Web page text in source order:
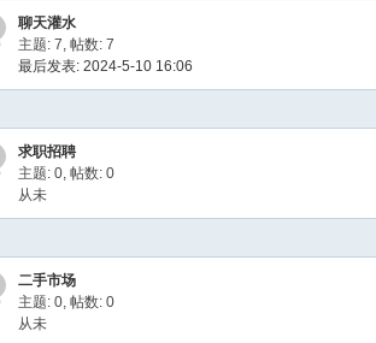
聊天灌水
主题: 7,帖数: 7
最后发表: 2024-5-10 16:06
求职招聘
主题: 0,帖数: 0
从未
二手市场
主题: 0,帖数: 0
从未